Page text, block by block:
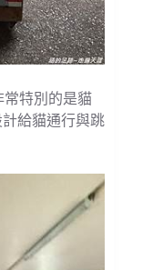
常特別的是貓
給貓通行與跳